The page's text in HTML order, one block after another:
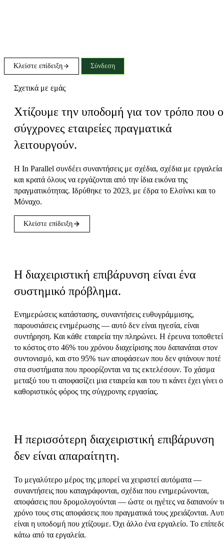
Κλείστε επίδειξη Σύνδεση
Σχετικά με εμάς
Χτίζουμε την υποδομή για τον τρόπο που
σύγχρονες εταιρείες πραγματικά
λειτουργούν.
Η In Parallel συνδέει συναντήσεις με σχέδια, σχέδια με εργαλεία
και κρατά όλους να εργάζονται από την ίδια εικόνα της
πραγματικότητας. Ιδρύθηκε το 2023, με έδρα το Ελσίνκι και το
Μόναχο.
Κλείστε επίδειξη
Η διαχειριστική επιβάρυνση είναι ένα
συστημικό πρόβλημα.
Ενημερώσεις κατάστασης, συναντήσεις ευθυγράμμισης,
παρουσιάσεις ενημέρωσης — αυτό δεν είναι ηγεσία, είναι
συντήρηση. Και κάθε εταιρεία την πληρώνει. Η έρευνα τοποθετεί
το κόστος στο 46% του χρόνου διαχείρισης που δαπανάται στον
συντονισμό, και στο 95% των αποφάσεων που δεν φτάνουν ποτέ
στα συστήματα που προορίζονται να τις εκτελέσουν. Το χάσμα
μεταξύ του τι αποφασίζει μια εταιρεία και του τι κάνει έχει γίνει ο
καθοριστικός φόρος της σύγχρονης εργασίας.
Η περισσότερη διαχειριστική επιβάρυνση
δεν είναι απαραίτητη.
Το μεγαλύτερο μέρος της μπορεί να χειριστεί αυτόματα —
συναντήσεις που καταγράφονται, σχέδια που ενημερώνονται,
αποφάσεις που δρομολογούνται — ώστε οι ηγέτες να δαπανούν
χρόνο τους στις αποφάσεις που πραγματικά τους χρειάζονται.
είναι η υποδομή που χτίζουμε. Όχι άλλο ένα εργαλείο. Το
κάτω από τα εργαλεία.